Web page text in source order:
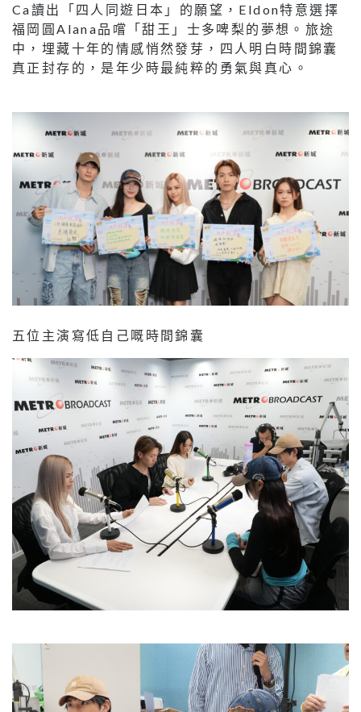
Ca讀出「四人同遊日本」的願望，Eldon特意選擇
福岡圓Alana品嚐「甜王」士多啤梨的夢想。旅途
中，埋藏十年的情感悄然發芽，四人明白時間錦囊
真正封存的，是年少時最純粹的勇氣與真心。
五位主演寫低自己嘅時間錦囊